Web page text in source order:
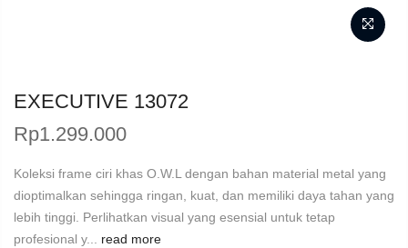
EXECUTIVE 13072
Rp1.299.000
Koleksi frame ciri khas O.W.L dengan bahan material metal yang
dioptimalkan sehingga ringan, kuat, dan memiliki daya tahan yang
lebih tinggi. Perlihatkan visual yang esensial untuk tetap
profesional y... read more